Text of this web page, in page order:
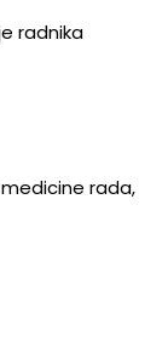
radnika
rada,